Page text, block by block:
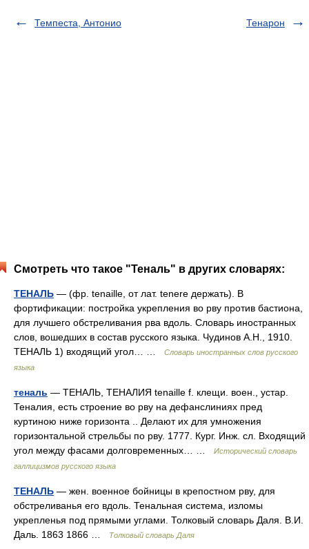
Темпеста, Антонио Тенарон
Смотреть что такое "Теналь" в других словарях:
ТЕНАЛЬ — (фр. tenaille, от лат. tenere держать). В
фортификации: постройка укрепления во рву против бастиона,
для лучшего обстреливания рва вдоль. Словарь иностранных
слов, вошедших в состав русского языка. Чудинов А.Н., 1910.
ТЕНАЛЬ 1) входящий угол… …
Словарь иностранных слов русского
языка
теналь — ТЕНАЛЬ, ТЕНАЛИЯ tenaille f. клещи. воен., устар.
Теналия, есть строение во рву на дефанслиниях пред
куртиною ниже горизонта .. Делают их для умножения
горизонтальной стрельбы по рву. 1777. Кург. Инж. сл. Входящий
угол между фасами долговременных… …
Исторический словарь
галлицизмов русского языка
ТЕНАЛЬ — жен. военное бойницы в крепостном рву, для
обстреливанья его вдоль. Тенальная система, изломы
укрепленья под прямыми углами. Толковый словарь Даля. В.И.
Даль. 1863 1866 …
Толковый словарь Даля